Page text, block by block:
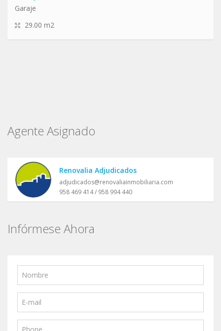
Garaje
29.00 m2
Agente Asignado
Renovalia Adjudicados
adjudicados@renovaliainmobiliaria.com
958 469 414 / 958 994 440
Infórmese Ahora